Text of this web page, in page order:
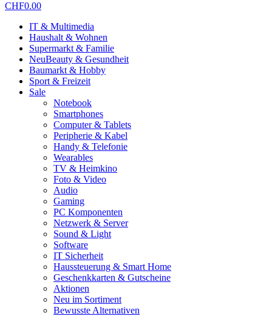
CHF0.00
IT & Multimedia
Haushalt & Wohnen
Supermarkt & Familie
NeuBeauty & Gesundheit
Baumarkt & Hobby
Sport & Freizeit
Sale
Notebook
Smartphones
Computer & Tablets
Peripherie & Kabel
Handy & Telefonie
Wearables
TV & Heimkino
Foto & Video
Audio
Gaming
PC Komponenten
Netzwerk & Server
Sound & Light
Software
IT Sicherheit
Haussteuerung & Smart Home
Geschenkkarten & Gutscheine
Aktionen
Neu im Sortiment
Bewusste Alternativen